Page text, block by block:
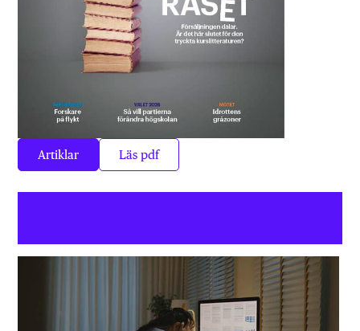
Artiklar Läs pdf